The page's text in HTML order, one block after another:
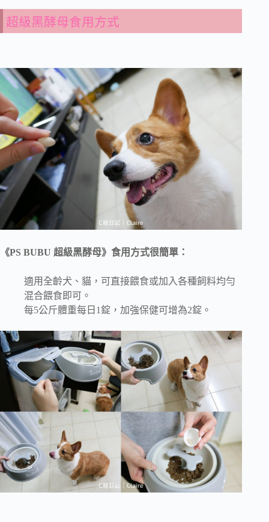
超級黑酵母食用方式
《PS BUBU 超級黑酵母》食用方式很簡單：
適用全齡犬、貓，可直接餵食或加入各種飼料均勻
混合餵食即可。
每5公斤體重每日1錠，加強保健可增為2錠。